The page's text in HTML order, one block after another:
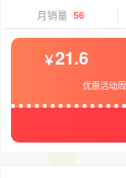
月销量 56
21.6
优惠活动